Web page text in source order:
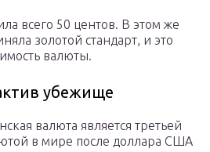
всего 50 центов. В этом же
золотой стандарт, и это
валюты.
убежище
валюта является третьей
в мире после доллара США